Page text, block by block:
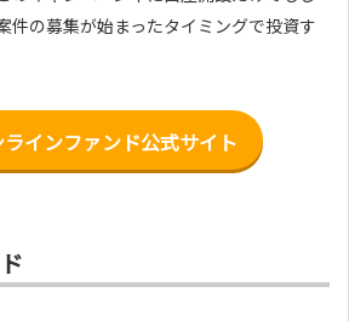
件の募集が始まったタイミングで投資す
ラインファンド公式サイト